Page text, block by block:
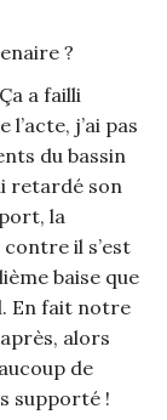
?
a failli
j’ai pas
du bassin
retardé son
la
il s’est
baise que
En fait notre
alors
de
supporté !